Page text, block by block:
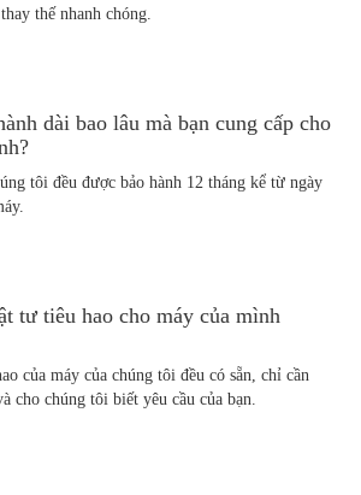
thế nhanh chóng.
dài bao lâu mà bạn cung cấp cho
tôi đều được bảo hành 12 tháng kể từ ngày
tư tiêu hao cho máy của mình
của máy của chúng tôi đều có sẵn, chỉ cần
cho chúng tôi biết yêu cầu của bạn.